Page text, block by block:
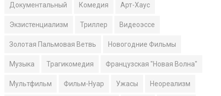
Документальный Комедия Арт-Хаус
Экзистенциализм Триллер Видеоэссе
Золотая Пальмовая Ветвь Новогодние Фильмы
Музыка Трагикомедия Французская "Новая Волна"
Мультфильм Фильм-Нуар Ужасы Неореализм